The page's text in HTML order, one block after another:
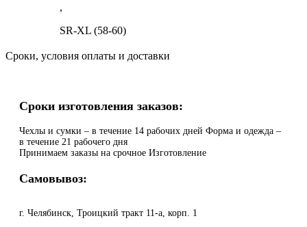
,
SR-XL (58-60)
Сроки, условия оплаты и доставки
Сроки изготовления заказов:
Чехлы и сумки – в течение 14 рабочих дней Форма и одежда –
в течение 21 рабочего дня
Принимаем заказы на срочное Изготовление
Самовывоз:
г. Челябинск, Троицкий тракт 11-а, корп. 1